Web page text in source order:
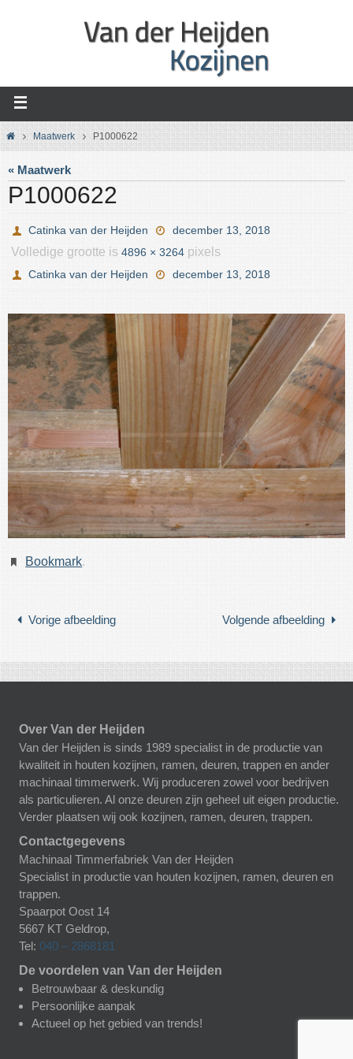
HomeMaatwerk P1000622
« Maatwerk
P1000622
Catinka van der Heijden december 13, 2018
Volledige grootte is 4896 × 3264 pixels
Catinka van der Heijden december 13, 2018
Bookmark.
Vorige afbeelding Volgende afbeelding
Over Van der Heijden
Van der Heijden is sinds 1989 specialist in de productie van
kwaliteit in houten kozijnen, ramen, deuren, trappen en ander
machinaal timmerwerk. Wij produceren zowel voor bedrijven
als particulieren. Al onze deuren zijn geheel uit eigen productie.
Verder plaatsen wij ook kozijnen, ramen, deuren, trappen.
Contactgegevens
Machinaal Timmerfabriek Van der Heijden
Specialist in productie van houten kozijnen, ramen, deuren en
trappen.
Spaarpot Oost 14
5667 KT Geldrop,
Tel: 040 – 2868181
De voordelen van Van der Heijden
Betrouwbaar & deskundig
Persoonlijke aanpak
Actueel op het gebied van trends!